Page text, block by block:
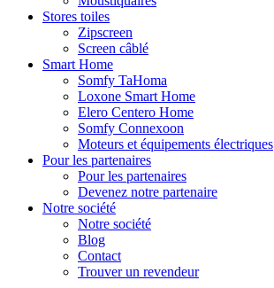
Stores toiles
Zipscreen
Screen câblé
Smart Home
Somfy TaHoma
Loxone Smart Home
Elero Centero Home
Somfy Connexoon
Moteurs et équipements électriques
Pour les partenaires
Pour les partenaires
Devenez notre partenaire
Notre société
Notre société
Blog
Contact
Trouver un revendeur